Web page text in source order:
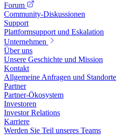
Forum
Community-Diskussionen
Support
Plattformsupport und Eskalation
Unternehmen
Über uns
Unsere Geschichte und Mission
Kontakt
Allgemeine Anfragen und Standorte
Partner
Partner-Ökosystem
Investoren
Investor Relations
Karriere
Werden Sie Teil unseres Teams